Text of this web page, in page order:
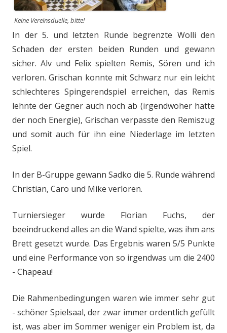
Keine Vereinsduelle, bitte!
In der 5. und letzten Runde begrenzte Wolli den
Schaden der ersten beiden Runden und gewann
sicher. Alv und Felix spielten Remis, Sören und ich
verloren. Grischan konnte mit Schwarz nur ein leicht
schlechteres Spingerendspiel erreichen, das Remis
lehnte der Gegner auch noch ab (irgendwoher hatte
der noch Energie), Grischan verpasste den Remiszug
und somit auch für ihn eine Niederlage im letzten
Spiel.
In der B-Gruppe gewann Sadko die 5. Runde während
Christian, Caro und Mike verloren.
Turniersieger wurde Florian Fuchs, der
beeindruckend alles an die Wand spielte, was ihm ans
Brett gesetzt wurde. Das Ergebnis waren 5/5 Punkte
und eine Performance von so irgendwas um die 2400
- Chapeau!
Die Rahmenbedingungen waren wie immer sehr gut
- schöner Spielsaal, der zwar immer ordentlich gefüllt
ist, was aber im Sommer weniger ein Problem ist, da